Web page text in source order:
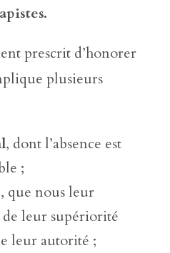
prescrit d’honorer
plusieurs
, dont l’absence est
;
, que nous leur
de leur supériorité
leur autorité ;